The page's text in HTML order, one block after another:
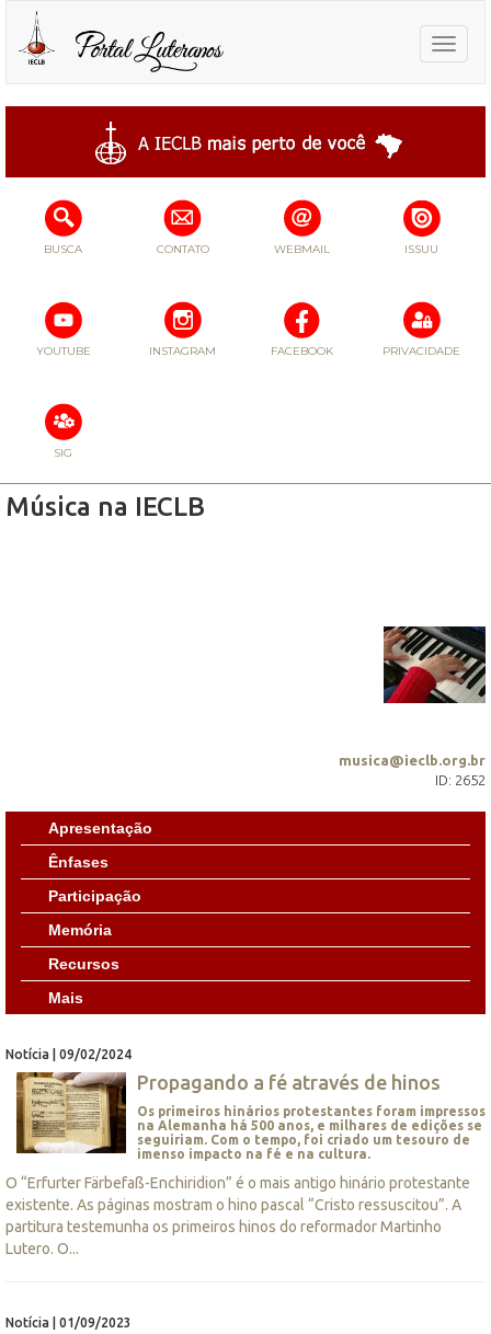
Toggle
BUSCA CONTATO WEBMAIL ISSUU
YOUTUBE INSTAGRAM FACEBOOK PRIVACIDADE
SIG
Música na IECLB
musica@ieclb.org.br
ID: 2652
Apresentação
Ênfases
Participação
Memória
Recursos
Mais
Notícia | 09/02/2024
Propagando a fé através de hinos
Os primeiros hinários protestantes foram impressos
na Alemanha há 500 anos, e milhares de edições se
seguiriam. Com o tempo, foi criado um tesouro de
imenso impacto na fé e na cultura.
O “Erfurter Färbefaß-Enchiridion” é o mais antigo hinário protestante
existente. As páginas mostram o hino pascal “Cristo ressuscitou”. A
partitura testemunha os primeiros hinos do reformador Martinho
Lutero. O...
Notícia | 01/09/2023